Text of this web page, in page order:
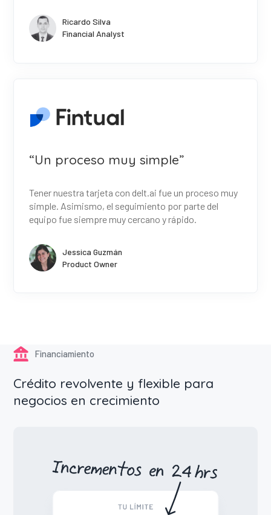
Ricardo Silva
Financial Analyst
“Un proceso muy simple”
Tener nuestra tarjeta con delt.ai fue un proceso muy
simple. Asimismo, el seguimiento por parte del
equipo fue siempre muy cercano y rápido.
Jessica Guzmán
Product Owner
Financiamiento
Crédito revolvente y flexible para
negocios en crecimiento